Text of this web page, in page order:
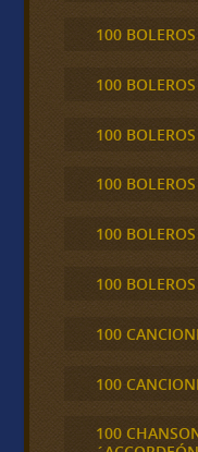
100 BOLEROS
100
100
100
100
100
100
100
100